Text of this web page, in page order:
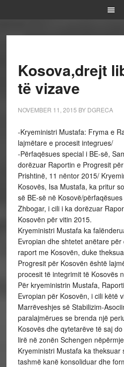
Kosova,drejt
të vizave
NOVEMBER 11, 2015 BY DGRECA
-Kryeministri Mustafa: Fryma e
lajmëtare e procesit integrues/
-Përfaqësues special i BE-së,
dorëzuar Raportin e Progresit
Prishtinë, 11 nëntor 2015/
Kosovës, Isa Mustafa, ka pritur
së BE-së në Kosovë/
Zhbogar, i cili i ka dorëzuar
Kosovën për vitin 2015.
Kryeministri Mustafa ka
Evropian dhe shtetet anëtare
raport me Kosovën, duke
Progresit për Kosovën është
procesit të integrimit të Kosovës
Për kryeministrin Mustafa,
Evropian për Kosovën, i cili këtë
Marrëveshjes së Stabilizim-
paralajmërues se brenda një
Kosovës dhe qytetarëve të saj
lirë në zonën Schengen
Kryeministri Mustafa ka theksuar
tashmë kanë konsoliduar dhe